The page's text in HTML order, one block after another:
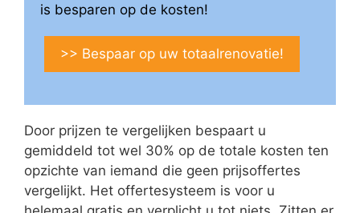
is besparen op de kosten!
>> Bespaar op uw totaalrenovatie!
Door prijzen te vergelijken bespaart u
gemiddeld tot wel 30% op de totale kosten ten
opzichte van iemand die geen prijsoffertes
vergelijkt. Het offertesysteem is voor u